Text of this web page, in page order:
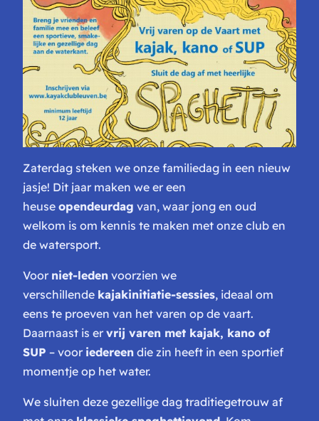
Zaterdag steken we onze familiedag in een nieuw
jasje! Dit jaar maken we er een
heuse opendeurdag van, waar jong en oud
welkom is om kennis te maken met onze club en
de watersport.
Voor niet-leden voorzien we
verschillende kajakinitiatie-sessies, ideaal om
eens te proeven van het varen op de vaart.
Daarnaast is er vrij varen met kajak, kano of
SUP – voor iedereen die zin heeft in een sportief
momentje op het water.
We sluiten deze gezellige dag traditiegetrouw af